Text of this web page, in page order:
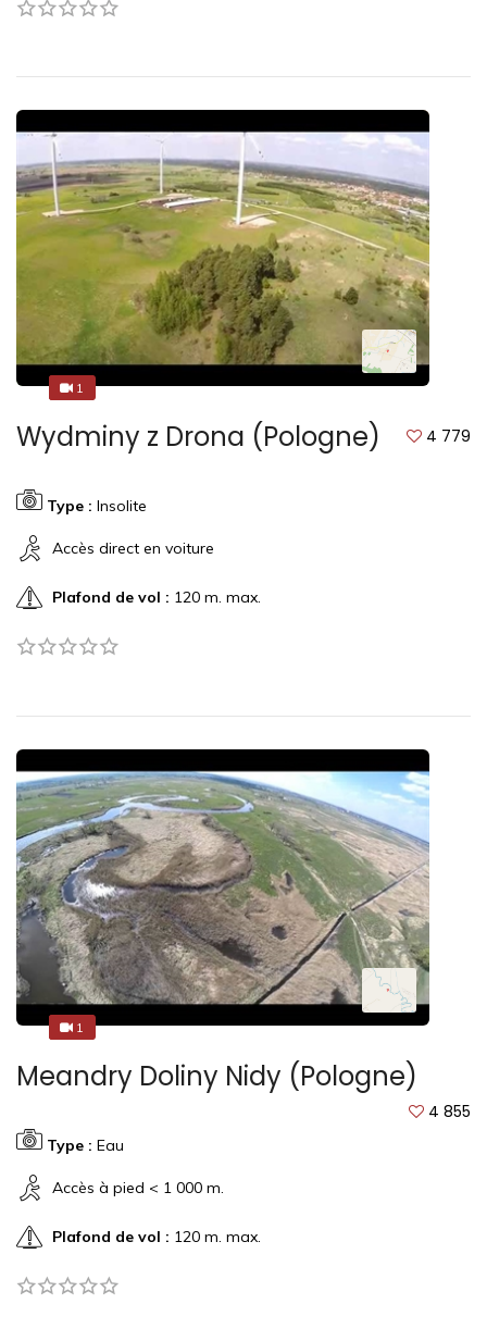
11
Wydminy z Drona (Pologne) 4 779
Type : Insolite
Accès direct en voiture
Plafond de vol : 120 m. max.
11
Meandry Doliny Nidy (Pologne)
4 855
Type : Eau
Accès à pied < 1 000 m.
Plafond de vol : 120 m. max.